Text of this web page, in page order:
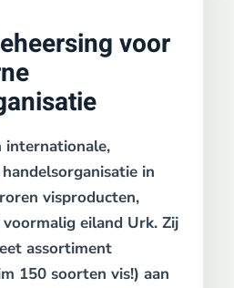
voor
internationale,
in
visproducten,
eiland Urk. Zij
assortiment
150 soorten vis!) aan